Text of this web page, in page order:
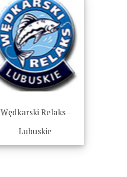
Wędkarski Relaks -
Lubuskie